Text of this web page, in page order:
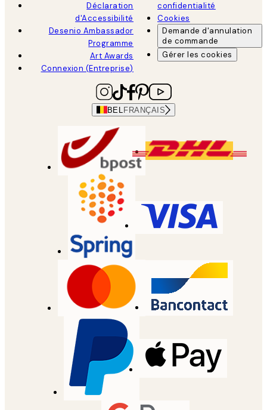
Déclaration
d'Accessibilité
Desenio Ambassador
Programme
Art Awards
Connexion (Entreprise)
confidentialité
Cookies
Demande d'annulation
de commande
Gérer les cookies
BEL FRANÇAIS